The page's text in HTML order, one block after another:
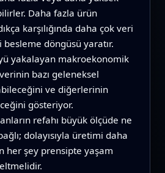
Daha fazla ürün
karşılığında daha çok veri
döngüsü yaratır.
yakalayan makroekonomik
bazı geleneksel
ve diğerlerinin
gösteriyor.
refahı büyük ölçüde ne
dolayısıyla üretimi daha
her şey prensipte yaşam